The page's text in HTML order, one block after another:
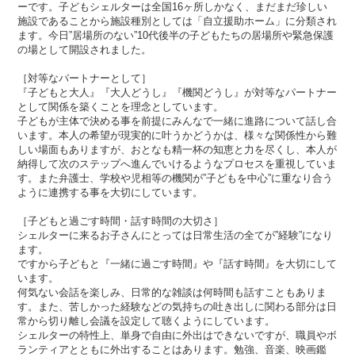
ーです。子どもシェルターは全国16ヶ所しかなく、まだまだ珍しい
施設であることから施設種別としては「自立援助ホーム」に分類され
ます。今日”居場所のない”10代後半の子どもたちの居場所や緊急保護
の場として開設されました。
［対等なパートナーとして］
『子どもと大人』『大人どうし』『機関どうし』が対等なパートナー
として関係を築くことを理念としています。
子どもが主体で決める事を前提にみんなで一緒に進路について話し合
います。本人の希望が現実的に叶うかどうかは、様々な関係性から難
しい場面もありますが、おとなも精一杯の知恵と力を尽くし、本人が
納得して次のステップへ進んでいけるようなプロセスを重視していま
す。また弁護士、学校や児相等の機関が”子どもを中心”に重なり合う
ように連携する事を大切にしています。
［子どもと過ごす時間・話す時間の大切さ］
シェルターに来るお子さんにとっては日常生活の全てが”経験”になり
ます。
ですから子どもと『一緒に過ごす時間』や『話す時間』を大切にして
います。
何気ない会話を楽しみ、日常的な雑談は何時間も話すこともありま
す。また、苦しかった経験などの気持ちの吐き出しに関わる部分は日
常から切り離し会議を設定して聴くようにしています。
シェルターの特性上、単身で自由に外出はできないですが、職員やボ
ランティアとともに外出することはあります。勉強、音楽、映画鑑